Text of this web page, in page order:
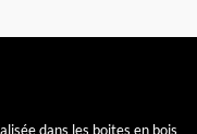
dans les boites en bois